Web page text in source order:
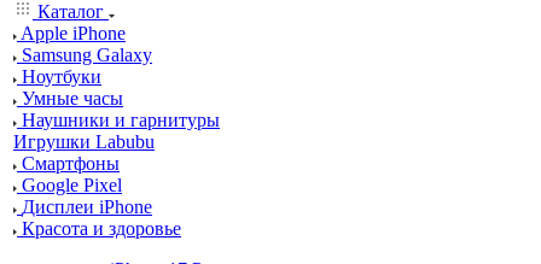
Каталог
Apple iPhone
Samsung Galaxy
Ноутбуки
Умные часы
Наушники и гарнитуры
Игрушки Labubu
Смартфоны
Google Pixel
Дисплеи iPhone
Красота и здоровье